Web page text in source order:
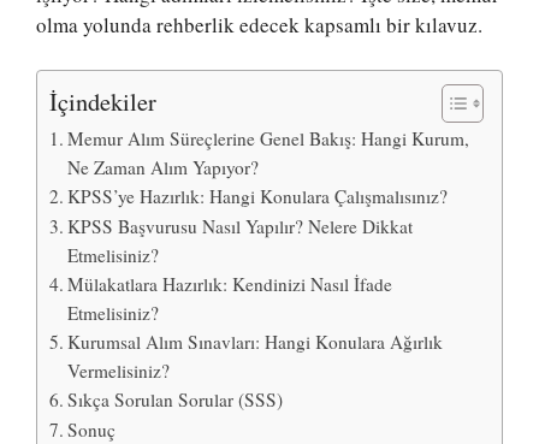
olma yolunda rehberlik edecek kapsamlı bir kılavuz.
İçindekiler
Memur Alım Süreçlerine Genel Bakış: Hangi Kurum,
Ne Zaman Alım Yapıyor?
KPSS’ye Hazırlık: Hangi Konulara Çalışmalısınız?
KPSS Başvurusu Nasıl Yapılır? Nelere Dikkat
Etmelisiniz?
Mülakatlara Hazırlık: Kendinizi Nasıl İfade
Etmelisiniz?
Kurumsal Alım Sınavları: Hangi Konulara Ağırlık
Vermelisiniz?
Sıkça Sorulan Sorular (SSS)
Sonuç